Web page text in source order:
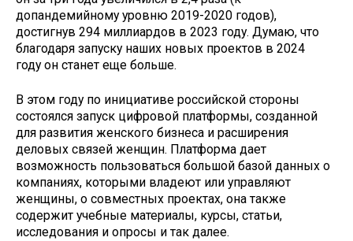
допандемийному уровню 2019-2020 годов),
достигнув 294 миллиардов в 2023 году. Думаю, что
благодаря запуску наших новых проектов в 2024
году он станет еще больше.
В этом году по инициативе российской стороны
состоялся запуск цифровой платформы, созданной
для развития женского бизнеса и расширения
деловых связей женщин. Платформа дает
возможность пользоваться большой базой данных о
компаниях, которыми владеют или управляют
женщины, о совместных проектах, она также
содержит учебные материалы, курсы, статьи,
исследования и опросы и так далее.